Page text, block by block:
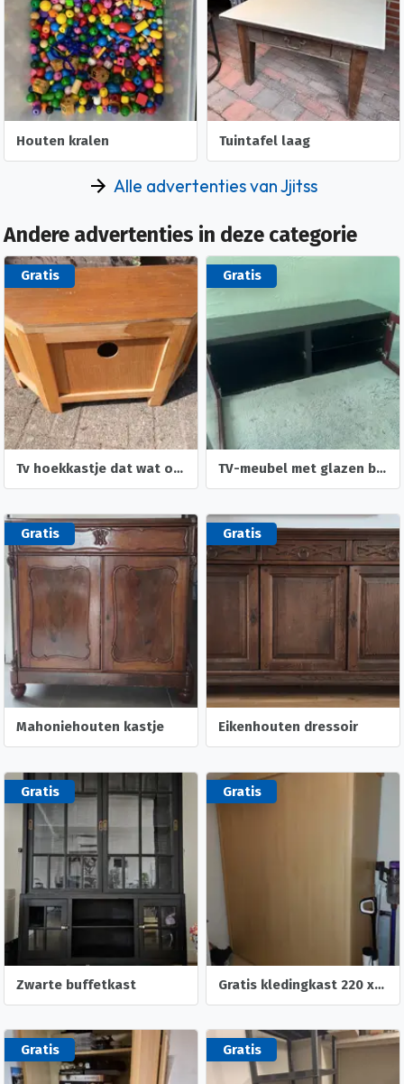
Tuintafel laag Laag tafeltje
Alle advertenties van Jjitss
Andere advertenties in deze categorie
Gratis
Tv hoekkastje dat wat opgeknapt moet woeden.
Gratis
TV-meubel met glazen blad
Gratis
Mahoniehouten kastje
Gratis
Eikenhouten dressoir
Gratis
Zwarte buffetkast
Gratis
Gratis kledingkast 220 x 180 x 60
Gratis Gratis